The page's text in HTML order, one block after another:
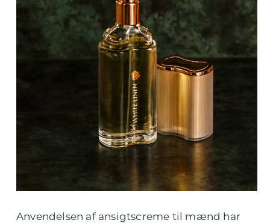
Anvendelsen af ansigtscreme til mænd har